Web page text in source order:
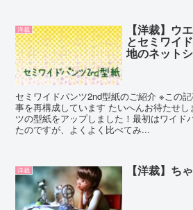
洋裁 【洋裁】ウ
とセミワイ
地のネット
セミワイドパンツ2nd型紙のご紹介 ※この
事を再構成しています たいへんお待たせ
ツの型紙をアップしました！最初はワイド
たのですが、よくよく比べてみ...
洋裁 【洋裁】ち